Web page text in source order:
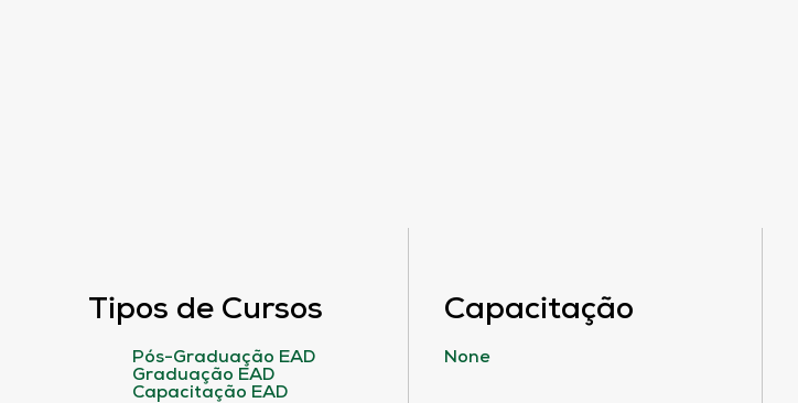
Tipos de Cursos
Pós-Graduação EAD
Graduação EAD
Capacitação EAD
Capacitação
None